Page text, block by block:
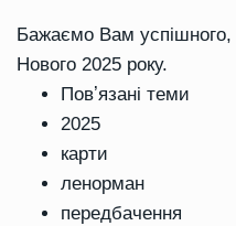
Бажаємо Вам
Нового 2025 року.
Повʼязані теми
2025
карти
ленорман
передбачення